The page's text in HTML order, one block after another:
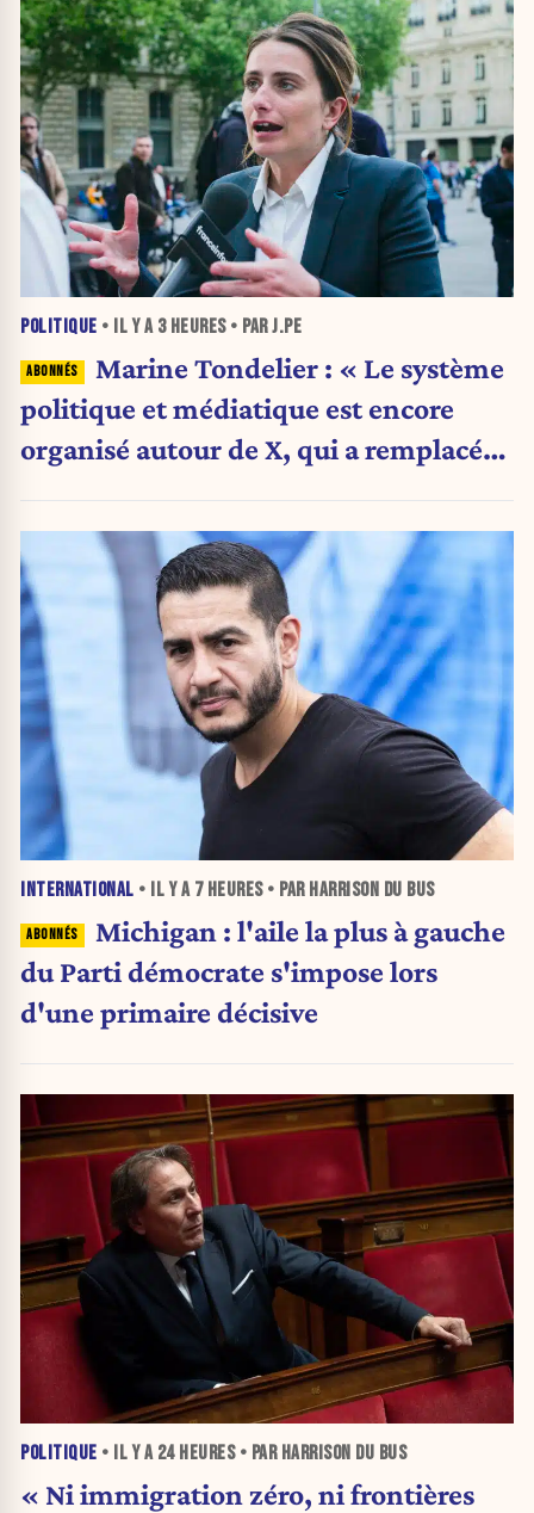
POLITIQUE • IL Y A 3 HEURES• PAR J.PE
Marine Tondelier : « Le système
politique et médiatique est encore
organisé autour de X, qui a remplacé
INTERNATIONAL • IL Y A 7 HEURES• PAR HARRISON DU BUS
Michigan : l'aile la plus à gauche
du Parti démocrate s'impose lors
d'une primaire décisive
POLITIQUE • IL Y A 24 HEURES• PAR HARRISON DU BUS
« Ni immigration zéro, ni frontières